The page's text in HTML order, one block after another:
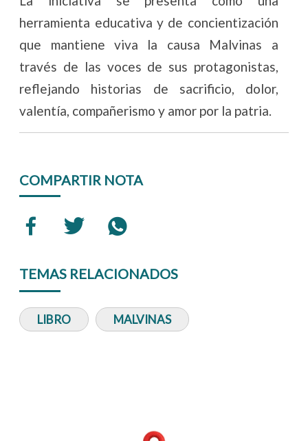
herramienta educativa y de concientización
que mantiene viva la causa Malvinas a
través de las voces de sus protagonistas,
reflejando historias de sacrificio, dolor,
valentía, compañerismo y amor por la patria.
COMPARTIR NOTA
TEMAS RELACIONADOS
LIBRO MALVINAS